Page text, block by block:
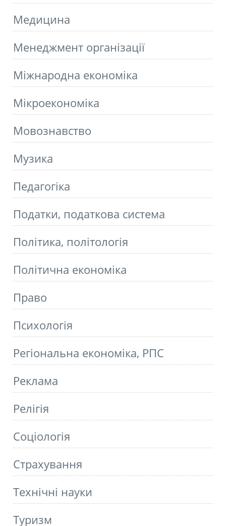
Медицина
Менеджмент організації
Міжнародна економіка
Мікроекономіка
Мовознавство
Музика
Педагогіка
Податки, податкова система
Політика, політологія
Політична економіка
Право
Психологія
Регіональна економіка, РПС
Реклама
Релігія
Соціологія
Страхування
Технічні науки
Туризм